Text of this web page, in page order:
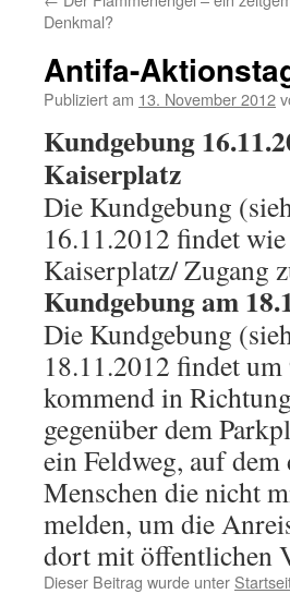
Denkmal?
Antifa-
Publiziert am 13. November 2012
Kundgebung
Kaiserplatz
Die Kundgebung
16.11.2012 findet
Kaiserplatz/ Zugang
Kundgebung am
Die Kundgebung
18.11.2012 findet
kommend in
gegenüber dem
ein Feldweg, auf
Menschen die nicht
melden, um die
dort mit öffentlichen
Dieser Beitrag wurde unter